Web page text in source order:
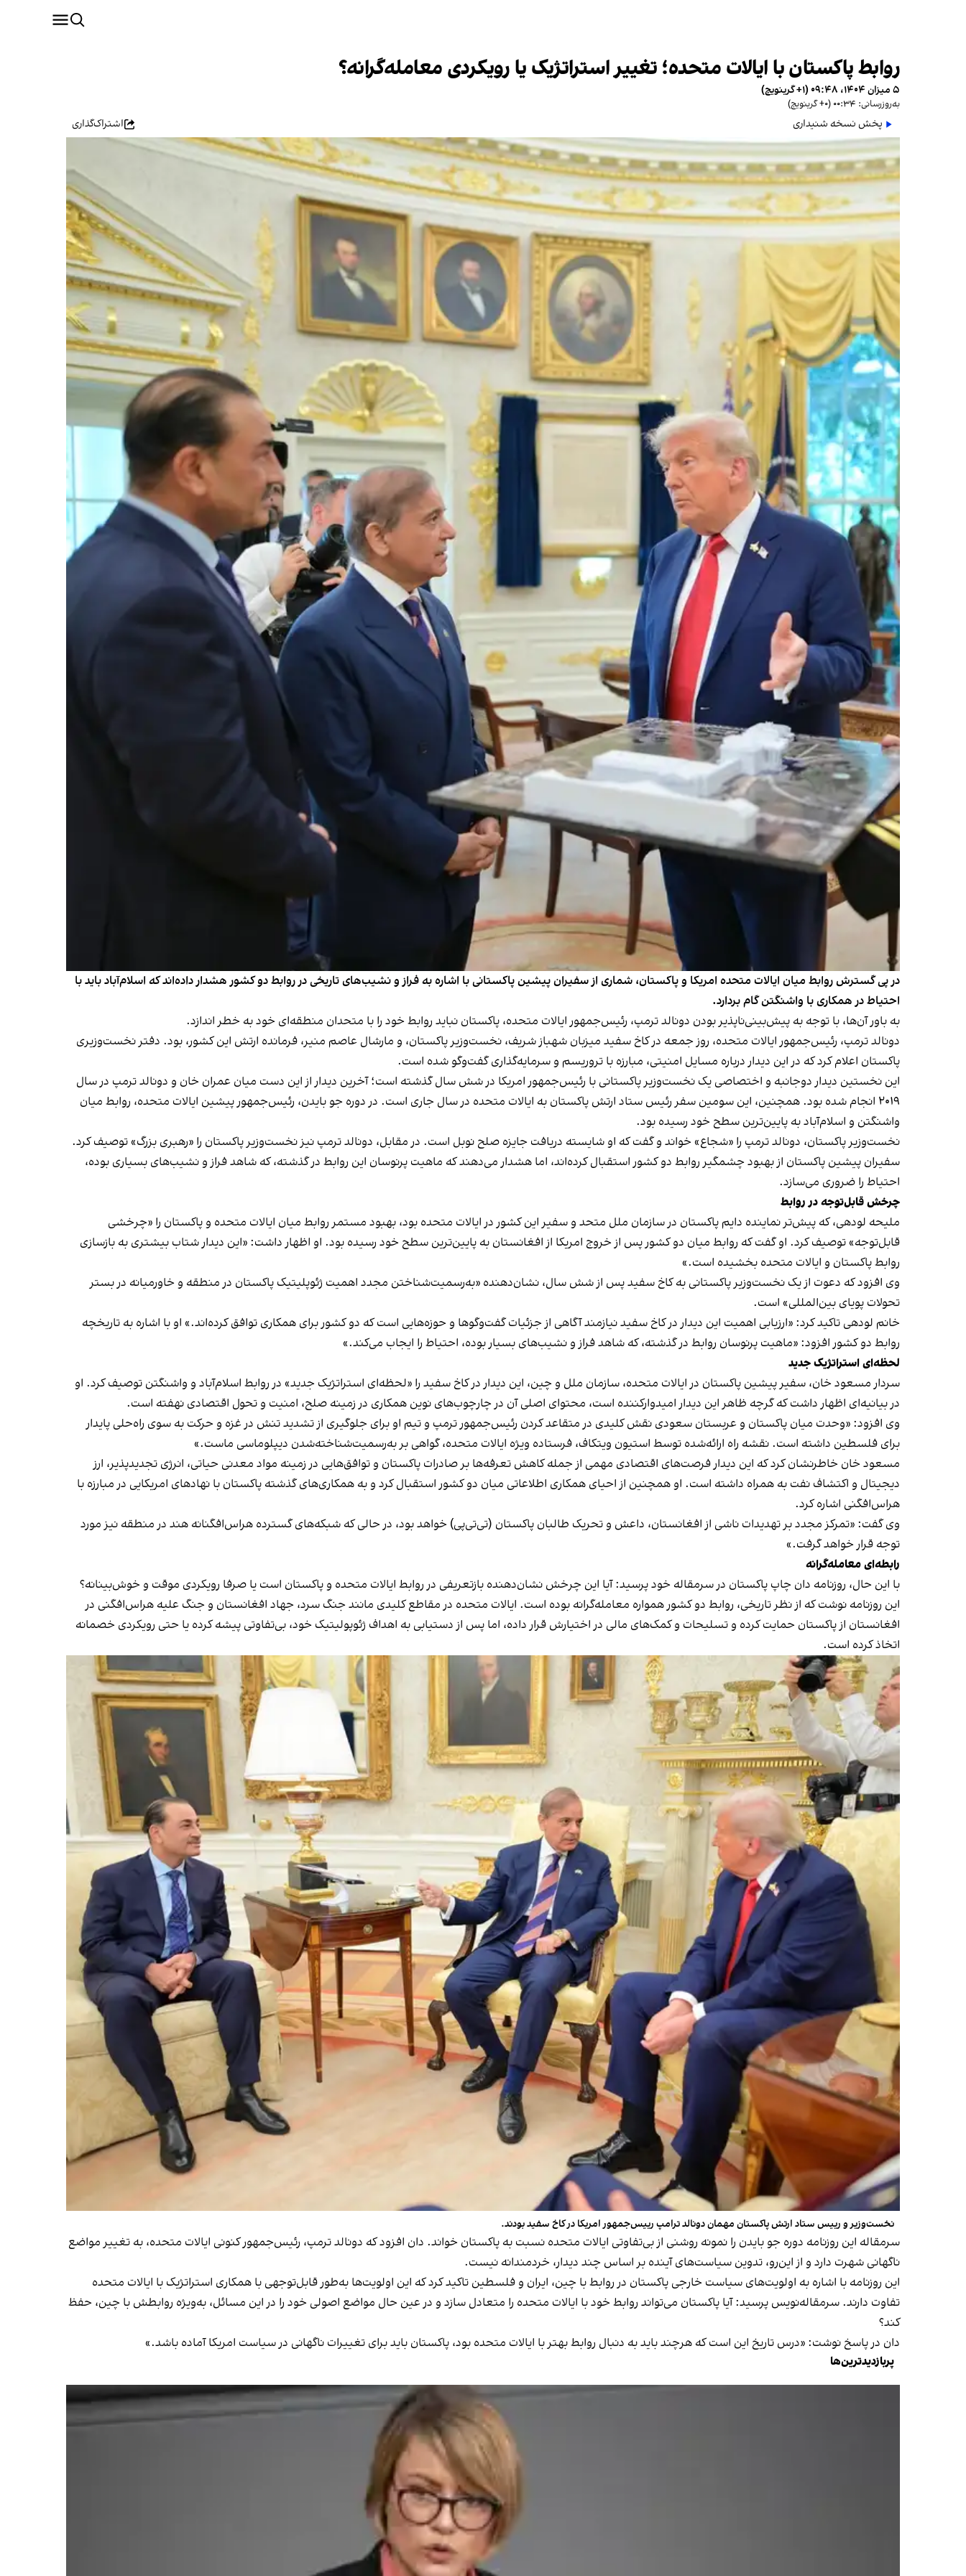
روابط پاکستان با ایالات متحده؛ تغییر استراتژیک یا رویکردی معامله‌گرانه؟
۵ میزان ۱۴۰۴، ۰۹:۴۸ (‎+۱ گرینویچ)
به‌روزرسانی: ۰۰:۳۴ (‎+۰ گرینویچ)
پخش نسخه شنیداری اشتراک‌گذاری
در پی گسترش روابط میان ایالات متحده امریکا و پاکستان، شماری از سفیران پیشین پاکستانی با اشاره به فراز و نشیب‌های تاریخی در روابط دو کشور هشدار داده‌اند که اسلام‌آباد باید با
احتیاط در همکاری با واشنگتن گام بردارد.
به باور آن‌ها، با توجه به پیش‌بینی‌ناپذیر بودن دونالد ترمپ، رئیس‌جمهور ایالات متحده، پاکستان نباید روابط خود را با متحدان منطقه‌ای خود به خطر اندازد.
دونالد ترمپ، رئیس‌جمهور ایالات متحده، روز جمعه در کاخ سفید میزبان شهباز شریف، نخست‌وزیر پاکستان، و مارشال عاصم منیر، فرمانده ارتش این کشور، بود. دفتر نخست‌وزیری
پاکستان اعلام کرد که در این دیدار درباره مسایل امنیتی، مبارزه با تروریسم و سرمایه‌گذاری گفت‌وگو شده است.
این نخستین دیدار دوجانبه و اختصاصی یک نخست‌وزیر پاکستانی با رئیس‌جمهور امریکا در شش سال گذشته است؛ آخرین دیدار از این دست میان عمران خان و دونالد ترمپ در سال
۲۰۱۹ انجام شده بود. همچنین، این سومین سفر رئیس ستاد ارتش پاکستان به ایالات متحده در سال جاری است. در دوره جو بایدن، رئیس‌جمهور پیشین ایالات متحده، روابط میان
واشنگتن و اسلام‌آباد به پایین‌ترین سطح خود رسیده بود.
نخست‌وزیر پاکستان، دونالد ترمپ را «شجاع» خواند و گفت که او شایسته دریافت جایزه صلح نوبل است. در مقابل، دونالد ترمپ نیز نخست‌وزیر پاکستان را «رهبری بزرگ» توصیف کرد.
سفیران پیشین پاکستان از بهبود چشمگیر روابط دو کشور استقبال کرده‌اند، اما هشدار می‌دهند که ماهیت پرنوسان این روابط در گذشته، که شاهد فراز و نشیب‌های بسیاری بوده،
احتیاط را ضروری می‌سازد.
چرخش قابل‌توجه در روابط
ملیحه لودهی، که پیش‌تر نماینده دایم پاکستان در سازمان ملل متحد و سفیر این کشور در ایالات متحده بود، بهبود مستمر روابط میان ایالات متحده و پاکستان را «چرخشی
قابل‌توجه» توصیف کرد. او گفت که روابط میان دو کشور پس از خروج امریکا از افغانستان به پایین‌ترین سطح خود رسیده بود. او اظهار داشت: «این دیدار شتاب بیشتری به بازسازی
روابط پاکستان و ایالات متحده بخشیده است.»
وی افزود که دعوت از یک نخست‌وزیر پاکستانی به کاخ سفید پس از شش سال، نشان‌دهنده «به‌رسمیت‌شناختن مجدد اهمیت ژئوپلیتیک پاکستان در منطقه و خاورمیانه در بستر
تحولات پویای بین‌المللی» است.
خانم لودهی تاکید کرد: «ارزیابی اهمیت این دیدار در کاخ سفید نیازمند آگاهی از جزئیات گفت‌وگوها و حوزه‌هایی است که دو کشور برای همکاری توافق کرده‌اند.» او با اشاره به تاریخچه
روابط دو کشور افزود: «ماهیت پرنوسان روابط در گذشته، که شاهد فراز و نشیب‌های بسیار بوده، احتیاط را ایجاب می‌کند.»
لحظه‌ای استراتژیک جدید
سردار مسعود خان، سفیر پیشین پاکستان در ایالات متحده، سازمان ملل و چین، این دیدار در کاخ سفید را «لحظه‌ای استراتژیک جدید» در روابط اسلام‌آباد و واشنگتن توصیف کرد. او
در بیانیه‌ای اظهار داشت که گرچه ظاهر این دیدار امیدوارکننده است، محتوای اصلی آن در چارچوب‌های نوین همکاری در زمینه صلح، امنیت و تحول اقتصادی نهفته است.
وی افزود: «وحدت میان پاکستان و عربستان سعودی نقش کلیدی در متقاعد کردن رئیس‌جمهور ترمپ و تیم او برای جلوگیری از تشدید تنش در غزه و حرکت به سوی راه‌حلی پایدار
برای فلسطین داشته است. نقشه راه ارائه‌شده توسط استیون ویتکاف، فرستاده ویژه ایالات متحده، گواهی بر به‌رسمیت‌شناخته‌شدن دیپلوماسی ماست.»
مسعود خان خاطرنشان کرد که این دیدار فرصت‌های اقتصادی مهمی از جمله کاهش تعرفه‌ها بر صادرات پاکستان و توافق‌هایی در زمینه مواد معدنی حیاتی، انرژی تجدیدپذیر، ارز
دیجیتال و اکتشاف نفت به همراه داشته است. او همچنین از احیای همکاری اطلاعاتی میان دو کشور استقبال کرد و به همکاری‌های گذشته پاکستان با نهادهای امریکایی در مبارزه با
هراس‌افگنی اشاره کرد.
وی گفت: «تمرکز مجدد بر تهدیدات ناشی از افغانستان، داعش و تحریک طالبان پاکستان (تی‌تی‌پی) خواهد بود، در حالی که شبکه‌های گسترده هراس‌افگنانه هند در منطقه نیز مورد
توجه قرار خواهد گرفت.»
رابطه‌ای معامله‌گرانه
با این حال، روزنامه دان چاپ پاکستان در سرمقاله خود پرسید: آیا این چرخش نشان‌دهنده بازتعریفی در روابط ایالات متحده و پاکستان است یا صرفا رویکردی موقت و خوش‌بینانه؟
این روزنامه نوشت که از نظر تاریخی، روابط دو کشور همواره معامله‌گرانه بوده است. ایالات متحده در مقاطع کلیدی مانند جنگ سرد، جهاد افغانستان و جنگ علیه هراس‌افگنی در
افغانستان از پاکستان حمایت کرده و تسلیحات و کمک‌های مالی در اختیارش قرار داده، اما پس از دستیابی به اهداف ژئوپولیتیک خود، بی‌تفاوتی پیشه کرده یا حتی رویکردی خصمانه
اتخاذ کرده است.
نخست‌وزیر و رییس ستاد ارتش پاکستان مهمان دونالد ترامپ رییس‌جمهور امریکا در کاخ سفید بودند.
سرمقاله این روزنامه دوره جو بایدن را نمونه روشنی از بی‌تفاوتی ایالات متحده نسبت به پاکستان خواند. دان افزود که دونالد ترمپ، رئیس‌جمهور کنونی ایالات متحده، به تغییر مواضع
ناگهانی شهرت دارد و از این‌رو، تدوین سیاست‌های آینده بر اساس چند دیدار، خردمندانه نیست.
این روزنامه با اشاره به اولویت‌های سیاست خارجی پاکستان در روابط با چین، ایران و فلسطین تاکید کرد که این اولویت‌ها به‌طور قابل‌توجهی با همکاری استراتژیک با ایالات متحده
تفاوت دارند. سرمقاله‌نویس پرسید: آیا پاکستان می‌تواند روابط خود با ایالات متحده را متعادل سازد و در عین حال مواضع اصولی خود را در این مسائل، به‌ویژه روابطش با چین، حفظ
کند؟
دان در پاسخ نوشت: «درس تاریخ این است که هرچند باید به دنبال روابط بهتر با ایالات متحده بود، پاکستان باید برای تغییرات ناگهانی در سیاست امریکا آماده باشد.»
پربازدیدترین‌ها